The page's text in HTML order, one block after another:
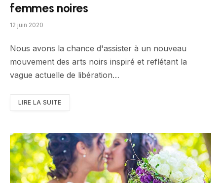
femmes noires
12 juin 2020
Nous avons la chance d'assister à un nouveau
mouvement des arts noirs inspiré et reflétant la
vague actuelle de libération…
LIRE LA SUITE